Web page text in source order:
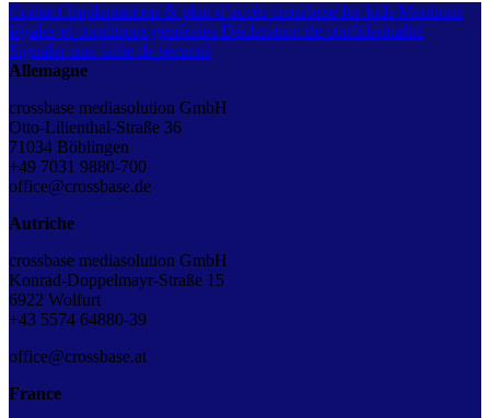
Contact Implantations & plan d’accès crossbase for kids Mentions
légales et conditions générales Déclaration de confidentialité
Signaler une faille de sécurité
Allemagne
crossbase mediasolution GmbH
Otto-Lilienthal-Straße 36
71034 Böblingen
+49 7031 9880-700
office@crossbase.de
Autriche
crossbase mediasolution GmbH
Konrad-Doppelmayr-Straße 15
6922 Wolfurt
+43 5574 64880-39
office@crossbase.at
France